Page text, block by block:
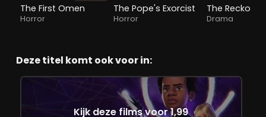
The First Omen
Horror
The Pope's Exorcist
Horror
The
Drama
Deze titel komt ook voor in:
Kijk deze films voor 1,99